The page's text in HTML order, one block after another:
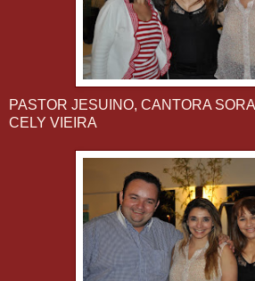
PASTOR JESUINO, CANTORA
CELY VIEIRA